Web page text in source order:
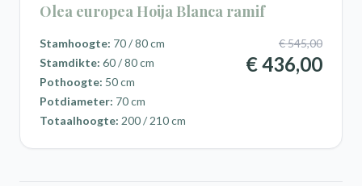
Olea europea Hoija Blanca ramif
Stamhoogte: 70 / 80 cm
Stamdikte: 60 / 80 cm
Pothoogte: 50 cm
Potdiameter: 70 cm
Totaalhoogte: 200 / 210 cm
€ 545,00
€ 436,00